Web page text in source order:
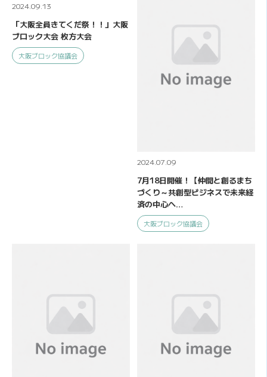
2024.09.13
「大阪全員きてくだ祭！！」大阪
ブロック大会 枚方大会
大阪ブロック協議会
2024.07.09
7月18日開催！【仲間と創るまち
づくり～共創型ビジネスで未来経
済の中心へ…
大阪ブロック協議会